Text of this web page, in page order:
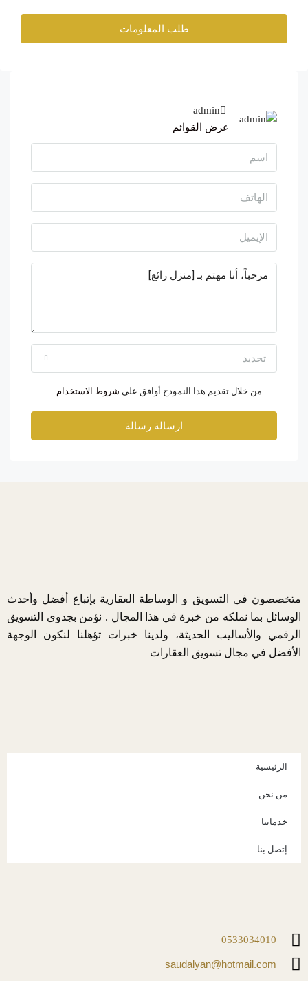
طلب المعلومات
admin
عرض القوائم
تحديد
من خلال تقديم هذا النموذج أوافق على شروط الاستخدام
ارسالة رسالة
متخصصون في التسويق و الوساطة العقارية بإتباع أفضل وأحدث
الوسائل بما نملكه من خبرة في هذا المجال . نؤمن بجدوى التسويق
الرقمي والأساليب الحديثة، ولدينا خبرات تؤهلنا لنكون الوجهة
الأفضل في مجال تسويق العقارات
الرئيسية
من نحن
خدماتنا
إتصل بنا
0533034010
saudalyan@hotmail.com